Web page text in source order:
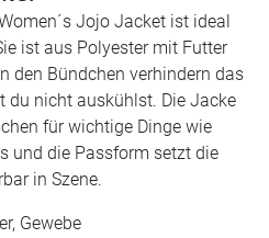
Jojo Jacket ist ideal
ist aus Polyester mit Futter
den Bündchen verhindern das
du nicht auskühlst. Die Jacke
für wichtige Dinge wie
und die Passform setzt die
in Szene.
Gewebe